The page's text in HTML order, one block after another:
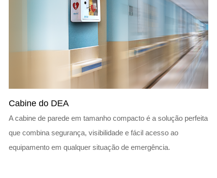
Cabine do DEA
A cabine de parede em tamanho compacto é a solução perfeita
que combina segurança, visibilidade e fácil acesso ao
equipamento em qualquer situação de emergência.